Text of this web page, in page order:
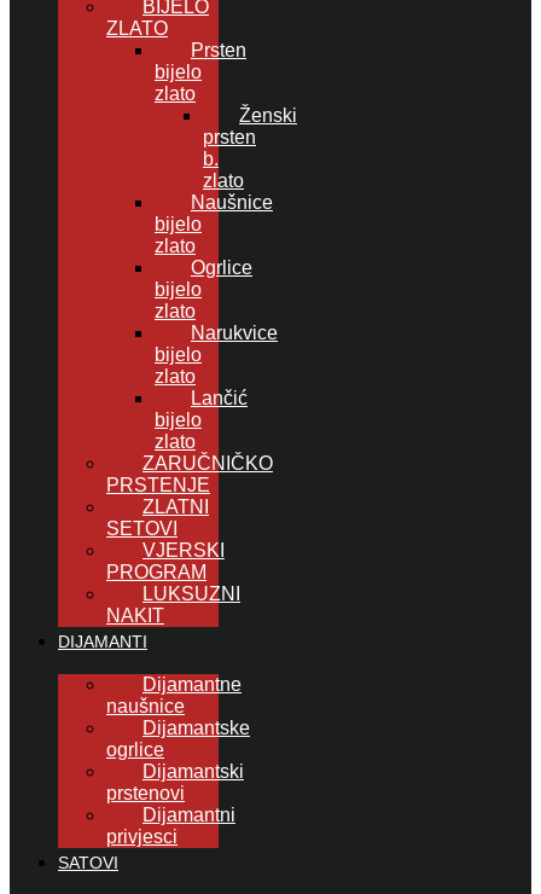
BIJELO
ZLATO
Prsten
bijelo
zlato
Ženski
prsten
b.
zlato
Naušnice
bijelo
zlato
Ogrlice
bijelo
zlato
Narukvice
bijelo
zlato
Lančić
bijelo
zlato
ZARUČNIČKO
PRSTENJE
ZLATNI
SETOVI
VJERSKI
PROGRAM
LUKSUZNI
NAKIT
DIJAMANTI
Dijamantne
naušnice
Dijamantske
ogrlice
Dijamantski
prstenovi
Dijamantni
privjesci
SATOVI